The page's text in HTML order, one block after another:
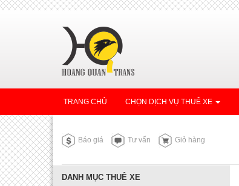
TRANG CHỦ CHỌN DỊCH VỤ THUÊ XE
Báo giá Tư vấn
Giỏ hàng
DANH MỤC THUÊ XE